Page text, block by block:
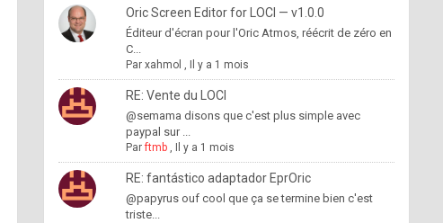
Oric Screen Editor for LOCI — v1.0.0
Éditeur d'écran pour l'Oric Atmos, réécrit de zéro en
C...
Par xahmol , Il y a 1 mois
RE: Vente du LOCI
@semama disons que c'est plus simple avec
paypal sur ...
Parftmb, Il y a 1 mois
RE: fantástico adaptador EprOric
@papyrus ouf cool que ça se termine bien c'est
triste...